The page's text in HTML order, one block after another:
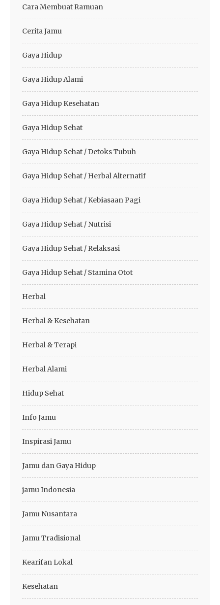
Cara Membuat Ramuan
Cerita Jamu
Gaya Hidup
Gaya Hidup Alami
Gaya Hidup Kesehatan
Gaya Hidup Sehat
Gaya Hidup Sehat / Detoks Tubuh
Gaya Hidup Sehat / Herbal Alternatif
Gaya Hidup Sehat / Kebiasaan Pagi
Gaya Hidup Sehat / Nutrisi
Gaya Hidup Sehat / Relaksasi
Gaya Hidup Sehat / Stamina Otot
Herbal
Herbal & Kesehatan
Herbal & Terapi
Herbal Alami
Hidup Sehat
Info Jamu
Inspirasi Jamu
Jamu dan Gaya Hidup
jamu Indonesia
Jamu Nusantara
Jamu Tradisional
Kearifan Lokal
Kesehatan